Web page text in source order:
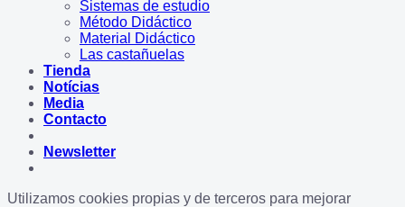
Sistemas de estudio
Método Didáctico
Material Didáctico
Las castañuelas
Tienda
Notícias
Media
Contacto
Newsletter
Utilizamos cookies propias y de terceros para mejorar